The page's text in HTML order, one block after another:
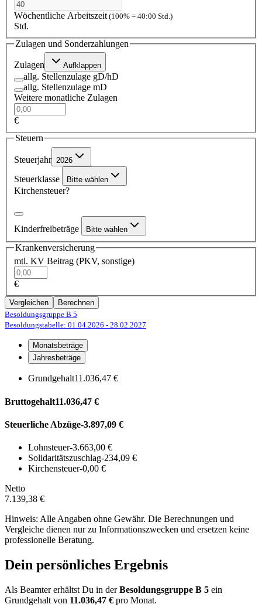
Wöchentliche Arbeitszeit (100% = 40:00 Std.)
Std.
Zulagen und Sonderzahlungen
Zulagen Aufklappen
allg. Stellenzulage gD/hD
allg. Stellenzulage mD
Weitere monatliche Zulagen
€
Steuern
Steuerjahr 2026
Steuerklasse Bitte wählen
Kirchensteuer?
Kinderfreibeträge Bitte wählen
Krankenversicherung
mtl. KV Beitrag (PKV, sonstige)
€
Vergleichen
Berechnen
Besoldungsgruppe B 5
Besoldungstabelle: 01.04.2026 - 28.02.2027
Monatsbeträge
Jahresbeträge
Grundgehalt11.036,47 €
Bruttogehalt11.036,47 €
Steuerliche Abzüge-3.897,09 €
Lohnsteuer-3.663,00 €
Solidaritätszuschlag-234,09 €
Kirchensteuer-0,00 €
Netto
7.139,38 €
Hinweis: Alle Angaben ohne Gewähr. Die Berechnungen und
Vergleiche dienen nur zu Informationszwecken und ersetzen keine
professionelle Beratung.
Dein persönliches Ergebnis
Als Beamter erhältst Du in derBesoldungsgruppe B 5 ein
Grundgehalt von 11.036,47 € pro Monat.